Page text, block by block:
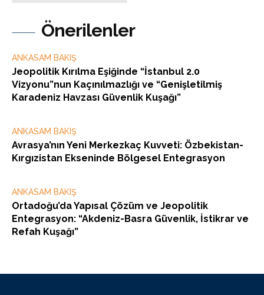
Önerilenler
ANKASAM BAKIŞ
Jeopolitik Kırılma Eşiğinde “İstanbul 2.0
Vizyonu”nun Kaçınılmazlığı ve “Genişletilmiş
Karadeniz Havzası Güvenlik Kuşağı”
ANKASAM BAKIŞ
Avrasya’nın Yeni Merkezkaç Kuvveti: Özbekistan-
Kırgızistan Ekseninde Bölgesel Entegrasyon
ANKASAM BAKIŞ
Ortadoğu’da Yapısal Çözüm ve Jeopolitik
Entegrasyon: “Akdeniz-Basra Güvenlik, İstikrar ve
Refah Kuşağı”